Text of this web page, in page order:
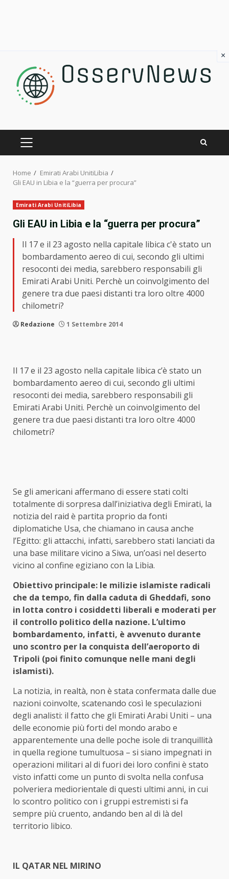
content
PRIMARY
MENU
Home
Emirati Arabi UnitiLibia
Gli EAU in Libia e la “guerra per procura”
Emirati Arabi UnitiLibia
Gli EAU in Libia e la “guerra per procura”
Il 17 e il 23 agosto nella capitale libica c'è stato un
bombardamento aereo di cui, secondo gli ultimi
resoconti dei media, sarebbero responsabili gli
Emirati Arabi Uniti. Perchè un coinvolgimento del
genere tra due paesi distanti tra loro oltre 4000
chilometri?
Redazione 1 Settembre 2014
Il 17 e il 23 agosto nella capitale libica c’è stato un
bombardamento aereo di cui, secondo gli ultimi
resoconti dei media, sarebbero responsabili gli
Emirati Arabi Uniti. Perchè un coinvolgimento del
genere tra due paesi distanti tra loro oltre 4000
chilometri?
Se gli americani affermano di essere stati colti
totalmente di sorpresa dall’iniziativa degli Emirati, la
notizia del raid è partita proprio da fonti
diplomatiche Usa, che chiamano in causa anche
l’Egitto: gli attacchi, infatti, sarebbero stati lanciati da
una base militare vicino a Siwa, un’oasi nel deserto
vicino al confine egiziano con la Libia.
Obiettivo principale: le milizie islamiste radicali
che da tempo, fin dalla caduta di Gheddafi, sono
in lotta contro i cosiddetti liberali e moderati per
il controllo politico della nazione. L’ultimo
bombardamento, infatti, è avvenuto durante
uno scontro per la conquista dell’aeroporto di
Tripoli (poi finito comunque nelle mani degli
islamisti).
La notizia, in realtà, non è stata confermata dalle due
nazioni coinvolte, scatenando così le speculazioni
degli analisti: il fatto che gli Emirati Arabi Uniti – una
delle economie più forti del mondo arabo e
apparentemente una delle poche isole di tranquillità
in quella regione tumultuosa – si siano impegnati in
operazioni militari al di fuori dei loro confini è stato
visto infatti come un punto di svolta nella confusa
polveriera mediorientale di questi ultimi anni, in cui
lo scontro politico con i gruppi estremisti si fa
sempre più cruento, andando ben al di là del
territorio libico.
IL QATAR NEL MIRINO
×